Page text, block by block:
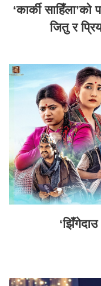
‘कार्की साहिँला’को
जितु र